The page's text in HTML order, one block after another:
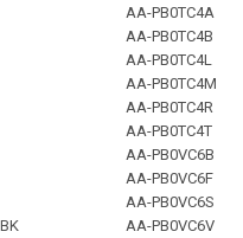
AA-PB0TC4A
AA-PB0TC4B
AA-PB0TC4L
AA-PB0TC4M
AA-PB0TC4R
AA-PB0TC4T
AA-PB0VC6B
AA-PB0VC6F
AA-PB0VC6S
AA-PB0VC6V